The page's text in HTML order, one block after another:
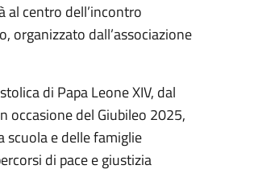
al centro dell’incontro
organizzato dall’associazione
di Papa Leone XIV, dal
occasione del Giubileo 2025,
e delle famiglie
di pace e giustizia